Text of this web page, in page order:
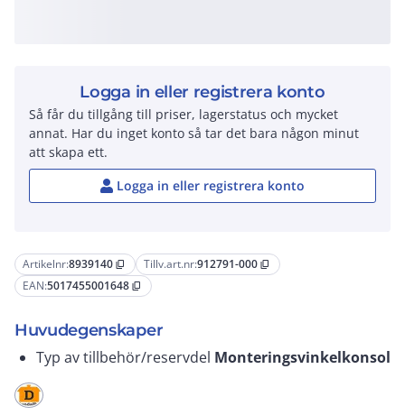
Artikelnr:8939140 content_copy Tillv.art.nr:912791-000 content_copy
EAN:5017455001648 content_copy
Huvudegenskaper
Typ av tillbehör/reservdel Monteringsvinkelkonsol
Logga in eller registrera konto
Så får du tillgång till priser, lagerstatus och mycket
annat. Har du inget konto så tar det bara någon minut
att skapa ett.
Logga in eller registrera konto